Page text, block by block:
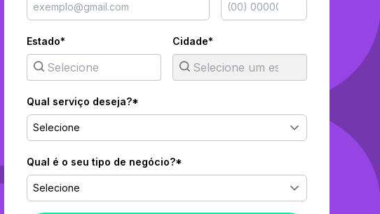
Estado* Cidade*
Qual serviço deseja?*
Selecione
Qual é o seu tipo de negócio?*
Selecione